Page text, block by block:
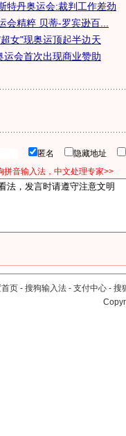
特丹奥运会:裁判工作差劲
会精粹 贝蒂-罗宾逊百...
女"现奥运顶起半边天
运会首次出现商业赞助
匿名 隐藏地址
拼音输入法，中文处理专家>>
页 - 搜狗输入法 - 支付中心 - 搜